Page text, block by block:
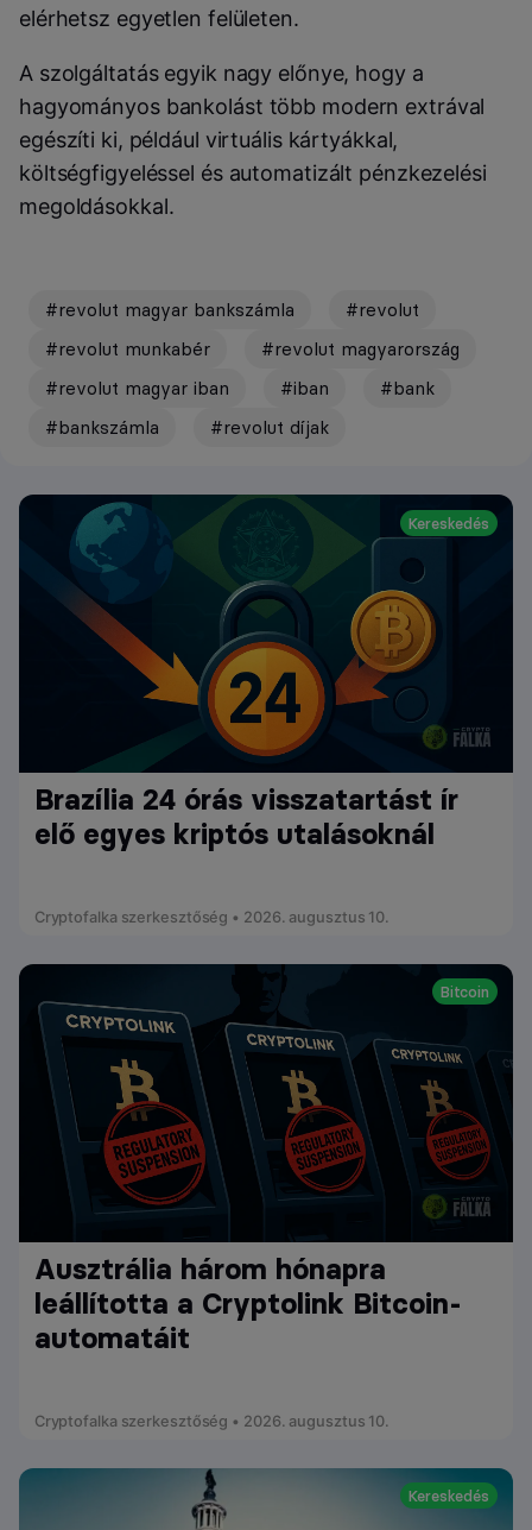
elérhetsz egyetlen felületen.
A szolgáltatás egyik nagy előnye, hogy a
hagyományos bankolást több modern extrával
egészíti ki, például virtuális kártyákkal,
költségfigyeléssel és automatizált pénzkezelési
megoldásokkal.
#revolut magyar bankszámla
#revolut
#revolut munkabér
#revolut magyarország
#revolut magyar iban
#iban
#bank
#bankszámla
#revolut díjak
Kereskedés
Brazília 24 órás visszatartást ír
elő egyes kriptós utalásoknál
Cryptofalka szerkesztőség • 2026. augusztus 10.
Bitcoin
Ausztrália három hónapra
leállította a Cryptolink Bitcoin-
automatáit
Cryptofalka szerkesztőség • 2026. augusztus 10.
Kereskedés